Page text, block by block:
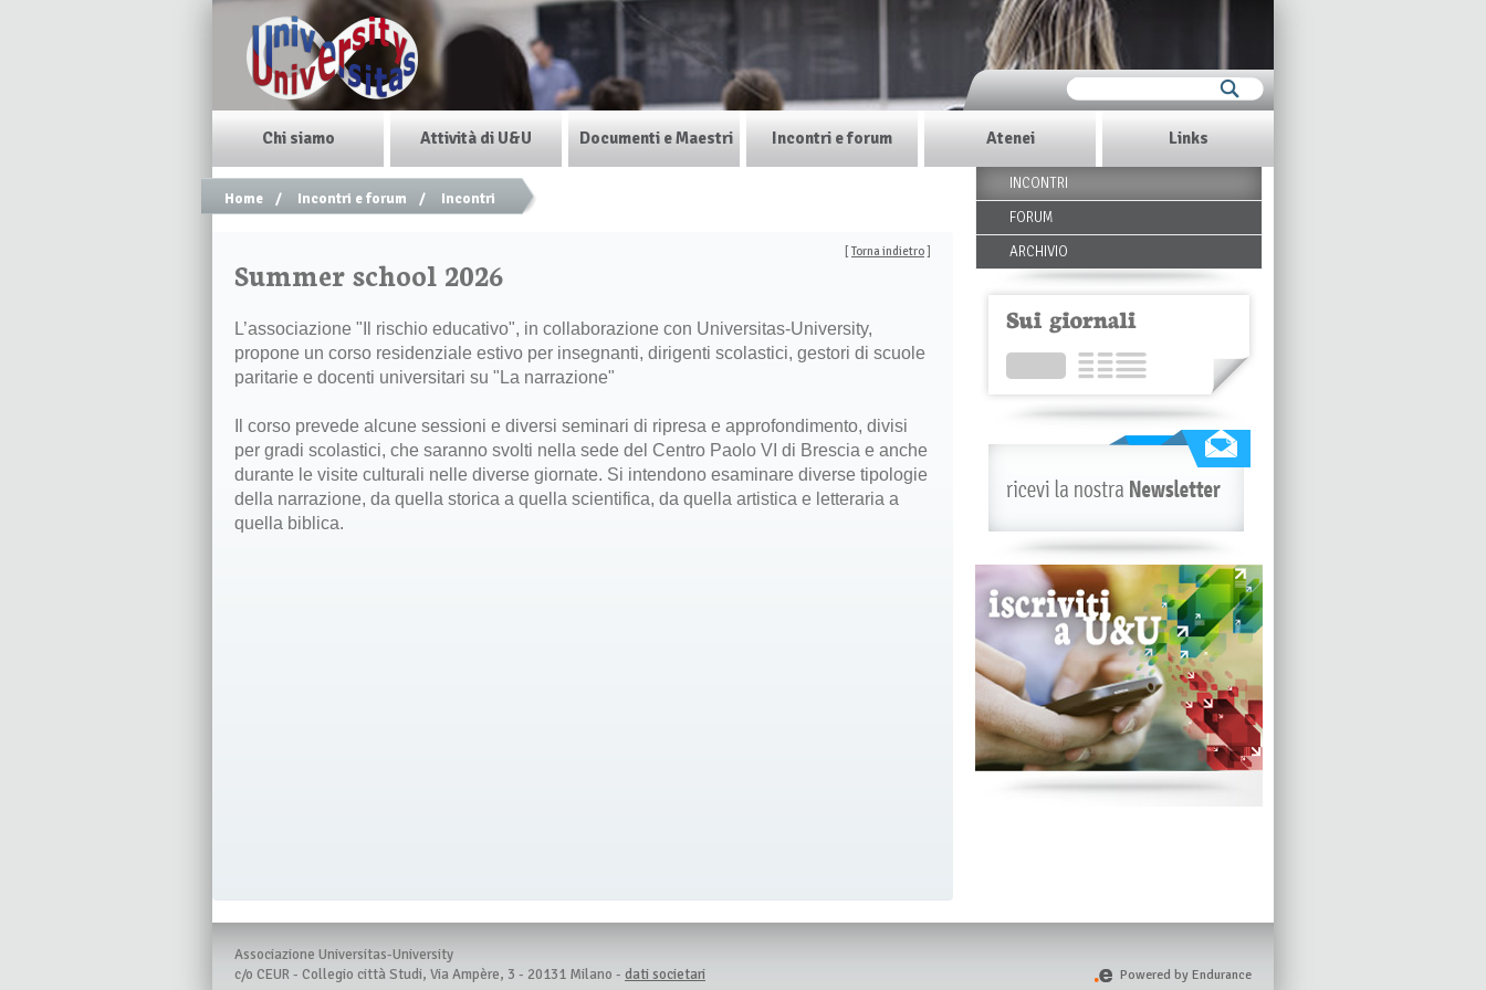
Chi siamo Attività di U&U Documenti e Maestri Incontri e forum Atenei Links
Home / Incontri e forum / Incontri
[Torna indietro]
Summer school 2026
L’associazione "Il rischio educativo", in collaborazione con Universitas-University,
propone un corso residenziale estivo per insegnanti, dirigenti scolastici, gestori di scuole
paritarie e docenti universitari su "La narrazione"
Il corso prevede alcune sessioni e diversi seminari di ripresa e approfondimento, divisi
per gradi scolastici, che saranno svolti nella sede del Centro Paolo VI di Brescia e anche
durante le visite culturali nelle diverse giornate. Si intendono esaminare diverse tipologie
della narrazione, da quella storica a quella scientifica, da quella artistica e letteraria a
quella biblica.
INCONTRI
FORUM
ARCHIVIO
Associazione Universitas-University
c/o CEUR - Collegio città Studi, Via Ampère, 3 - 20131 Milano - dati societari Powered by Endurance